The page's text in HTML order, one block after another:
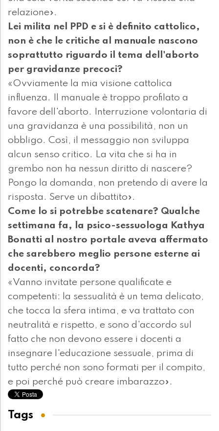
relazione».
Lei milita nel PPD e si è definito cattolico,
non è che le critiche al manuale nascono
soprattutto riguardo il tema dell'aborto
per gravidanze precoci?
«Ovviamente la mia visione cattolica
influenza. Il manuale è troppo profilato a
favore dell'aborto. Interruzione volontaria di
una gravidanza è una possibilità, non un
obbligo. Così, il messaggio non sviluppa
alcun senso critico. La vita che si ha in
grembo non ha nessun diritto di nascere?
Pongo la domanda, non pretendo di avere la
risposta. Serve un dibattito».
Come lo si potrebbe scatenare? Qualche
settimana fa, la psico-sessuologa Kathya
Bonatti al nostro portale aveva affermato
che sarebbero meglio persone esterne ai
docenti, concorda?
«Vanno invitate persone qualificate e
competenti: la sessualità è un tema delicato,
che tocca la sfera intima, e va trattato con
neutralità e rispetto, e sono d'accordo sul
fatto che non devono essere i docenti a
insegnare l'educazione sessuale, prima di
tutto perché non sono formati per il compito,
e poi perché può creare imbarazzo».
Tags